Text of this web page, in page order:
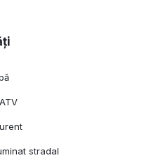
stradal